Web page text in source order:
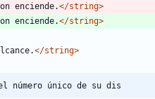
enciende.</string>
enciende.</string>
</string>
número único de su dis